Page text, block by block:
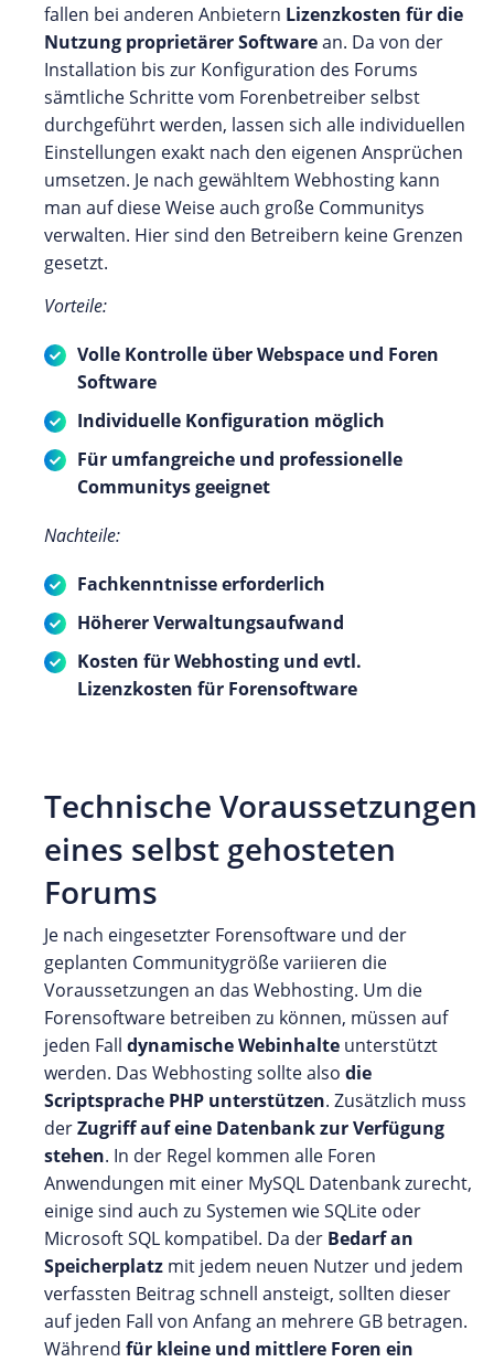
fallen bei anderen Anbietern Lizenzkosten für die
Nutzung proprietärer Softwarean. Da von der
Installation bis zur Konfiguration des Forums
sämtliche Schritte vom Forenbetreiber selbst
durchgeführt werden, lassen sich alle individuellen
Einstellungen exakt nach den eigenen Ansprüchen
umsetzen. Je nach gewähltem Webhosting kann
man auf diese Weise auch große Communitys
verwalten. Hier sind den Betreibern keine Grenzen
gesetzt.
Vorteile:
Volle Kontrolle über Webspace und Foren
Software
Individuelle Konfiguration möglich
Für umfangreiche und professionelle
Communitys geeignet
Nachteile:
Fachkenntnisse erforderlich
Höherer Verwaltungsaufwand
Kosten für Webhosting und evtl.
Lizenzkosten für Forensoftware
Technische Voraussetzungen
eines selbst gehosteten
Forums
Je nach eingesetzter Forensoftware und der
geplanten Communitygröße variieren die
Voraussetzungen an das Webhosting. Um die
Forensoftware betreiben zu können, müssen auf
jeden Fall dynamische Webinhalte unterstützt
werden. Das Webhosting sollte also die
Scriptsprache PHP unterstützen. Zusätzlich muss
derZugriff auf eine Datenbank zur Verfügung
stehen. In der Regel kommen alle Foren
Anwendungen mit einer MySQL Datenbank zurecht,
einige sind auch zu Systemen wie SQLite oder
Microsoft SQL kompatibel. Da der Bedarf an
Speicherplatz mit jedem neuen Nutzer und jedem
verfassten Beitrag schnell ansteigt, sollten dieser
auf jeden Fall von Anfang an mehrere GB betragen.
Während für kleine und mittlere Foren ein